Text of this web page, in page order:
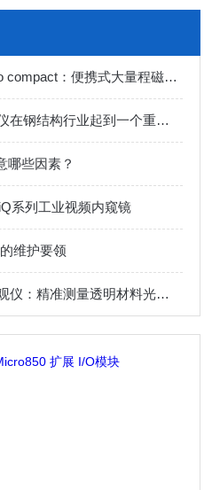
德国List李斯特 FerroPro compact：便携式大量程磁导率仪精准测量高效检测
狄夫斯高6000涂层测厚仪在钢结构行业起到一个重要角色
哪些因素？
系列工业视频内窥镜
维护要领
Rhopoint ID透射成像外观仪：精准测量透明材料光学性能的革新利器